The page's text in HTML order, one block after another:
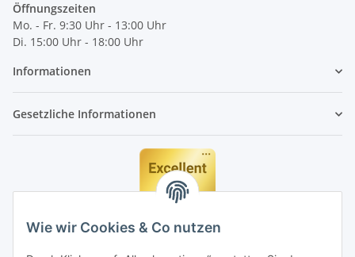
Wie wir Cookies & Co nutzen
Öffnungszeiten
Mo. - Fr. 9:30 Uhr - 13:00 Uhr
Di. 15:00 Uhr - 18:00 Uhr
Informationen
Gesetzliche Informationen